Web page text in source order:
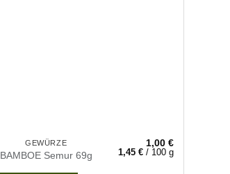
GEWÜRZE
BAMBOE Semur 69g
1,00€
1,45€ / 100 g